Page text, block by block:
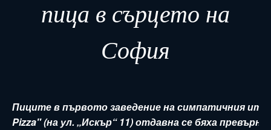
пица в сърцето на
София
Пиците в първото заведение на симпатичния
Pizza" (на ул. „Искър“ 11) отдавна се бяха